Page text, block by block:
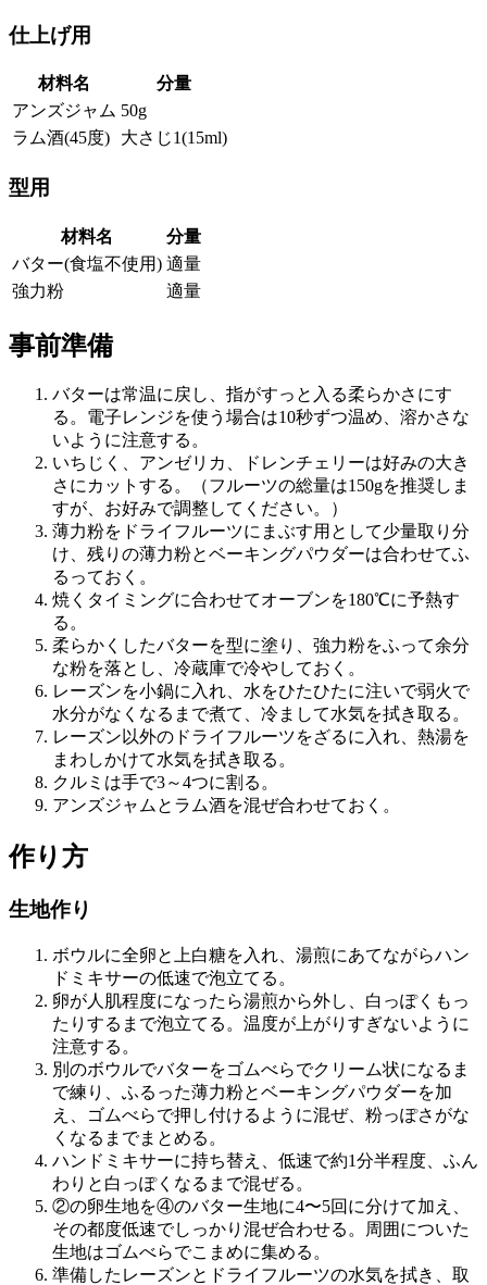
仕上げ用
材料名
分量
アンズジャム 50g
ラム酒(45度)
大さじ1(15ml)
型用
材料名
分量
バター(食塩不使用) 適量
強力粉
適量
事前準備
バターは常温に戻し、指がすっと入る柔らかさにす
る。電子レンジを使う場合は10秒ずつ温め、溶かさな
いように注意する。
いちじく、アンゼリカ、ドレンチェリーは好みの大き
さにカットする。（フルーツの総量は150gを推奨しま
すが、お好みで調整してください。）
薄力粉をドライフルーツにまぶす用として少量取り分
け、残りの薄力粉とベーキングパウダーは合わせてふ
るっておく。
焼くタイミングに合わせてオーブンを180℃に予熱す
る。
柔らかくしたバターを型に塗り、強力粉をふって余分
な粉を落とし、冷蔵庫で冷やしておく。
レーズンを小鍋に入れ、水をひたひたに注いで弱火で
水分がなくなるまで煮て、冷まして水気を拭き取る。
レーズン以外のドライフルーツをざるに入れ、熱湯を
まわしかけて水気を拭き取る。
クルミは手で3～4つに割る。
アンズジャムとラム酒を混ぜ合わせておく。
作り方
生地作り
ボウルに全卵と上白糖を入れ、湯煎にあてながらハン
ドミキサーの低速で泡立てる。
卵が人肌程度になったら湯煎から外し、白っぽくもっ
たりするまで泡立てる。温度が上がりすぎないように
注意する。
別のボウルでバターをゴムべらでクリーム状になるま
で練り、ふるった薄力粉とベーキングパウダーを加
え、ゴムべらで押し付けるように混ぜ、粉っぽさがな
くなるまでまとめる。
ハンドミキサーに持ち替え、低速で約1分半程度、ふん
わりと白っぽくなるまで混ぜる。
②の卵生地を④のバター生地に4〜5回に分けて加え、
その都度低速でしっかり混ぜ合わせる。周囲についた
生地はゴムべらでこまめに集める。
準備したレーズンとドライフルーツの水気を拭き、取